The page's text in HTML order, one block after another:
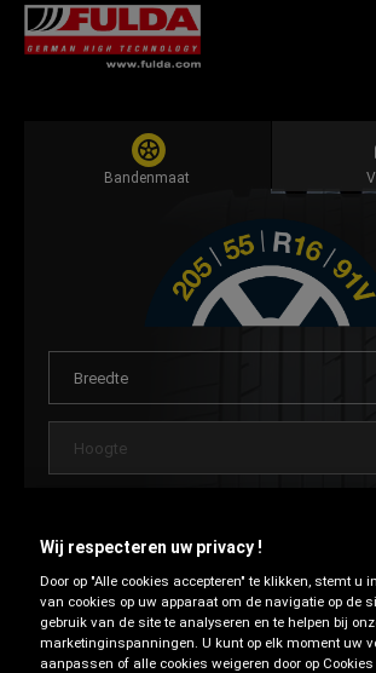
Bandenmaat
Breedte
Hoogte
Laadindex
Snelheidsindex
Wij respecteren uw privacy !
Door op "Alle cookies accepteren" te klikken, stemt u
van cookies op uw apparaat om de navigatie op de
gebruik van de site te analyseren en te helpen bij
marketinginspanningen. U kunt op elk moment uw
aanpassen of alle cookies weigeren door op Cookies